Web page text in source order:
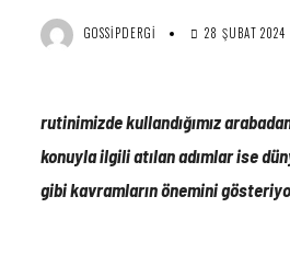
GOSSIPDERGI 28 ŞUBAT 2024
rutinimizde kullandığımız
konuyla ilgili atılan adımlar ise
gibi kavramların önemini